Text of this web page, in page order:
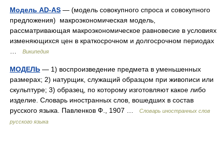
Модель AD-AS — (модель совокупного спроса и совокупного
предложения) макроэкономическая модель,
рассматривающая макроэкономическое равновесие в условиях
изменяющихся цен в краткосрочном и долгосрочном периодах
Википедия
МОДЕЛЬ — 1) воспроизведение предмета в уменьшенных
размерах; 2) натурщик, служащий образцом при живописи или
скульптуре; 3) образец, по которому изготовляют какое либо
изделие. Словарь иностранных слов, вошедших в состав
русского языка. Павленков Ф., 1907 …
Словарь иностранных слов
русского языка